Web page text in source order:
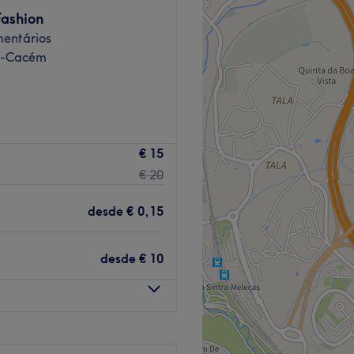
Se procuras os melhores
marcas e o melhor trato
mesma!
e em constante
tratamentos.
Cacém
€ 15
€ 20
desde € 0,15
desde € 10